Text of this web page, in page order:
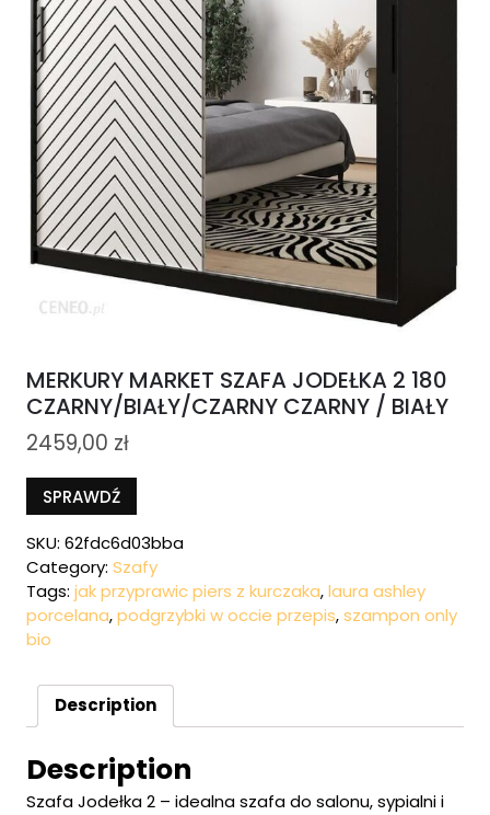
MERKURY MARKET SZAFA JODEŁKA 2 180
CZARNY/BIAŁY/CZARNY CZARNY / BIAŁY
2459,00 zł
SPRAWDŹ
SKU: 62fdc6d03bba
Category: Szafy
Tags: jak przyprawic piers z kurczaka,laura ashley
porcelana,podgrzybki w occie przepis,szampon only
bio
Description
Description
Szafa Jodełka 2 – idealna szafa do salonu, sypialni i